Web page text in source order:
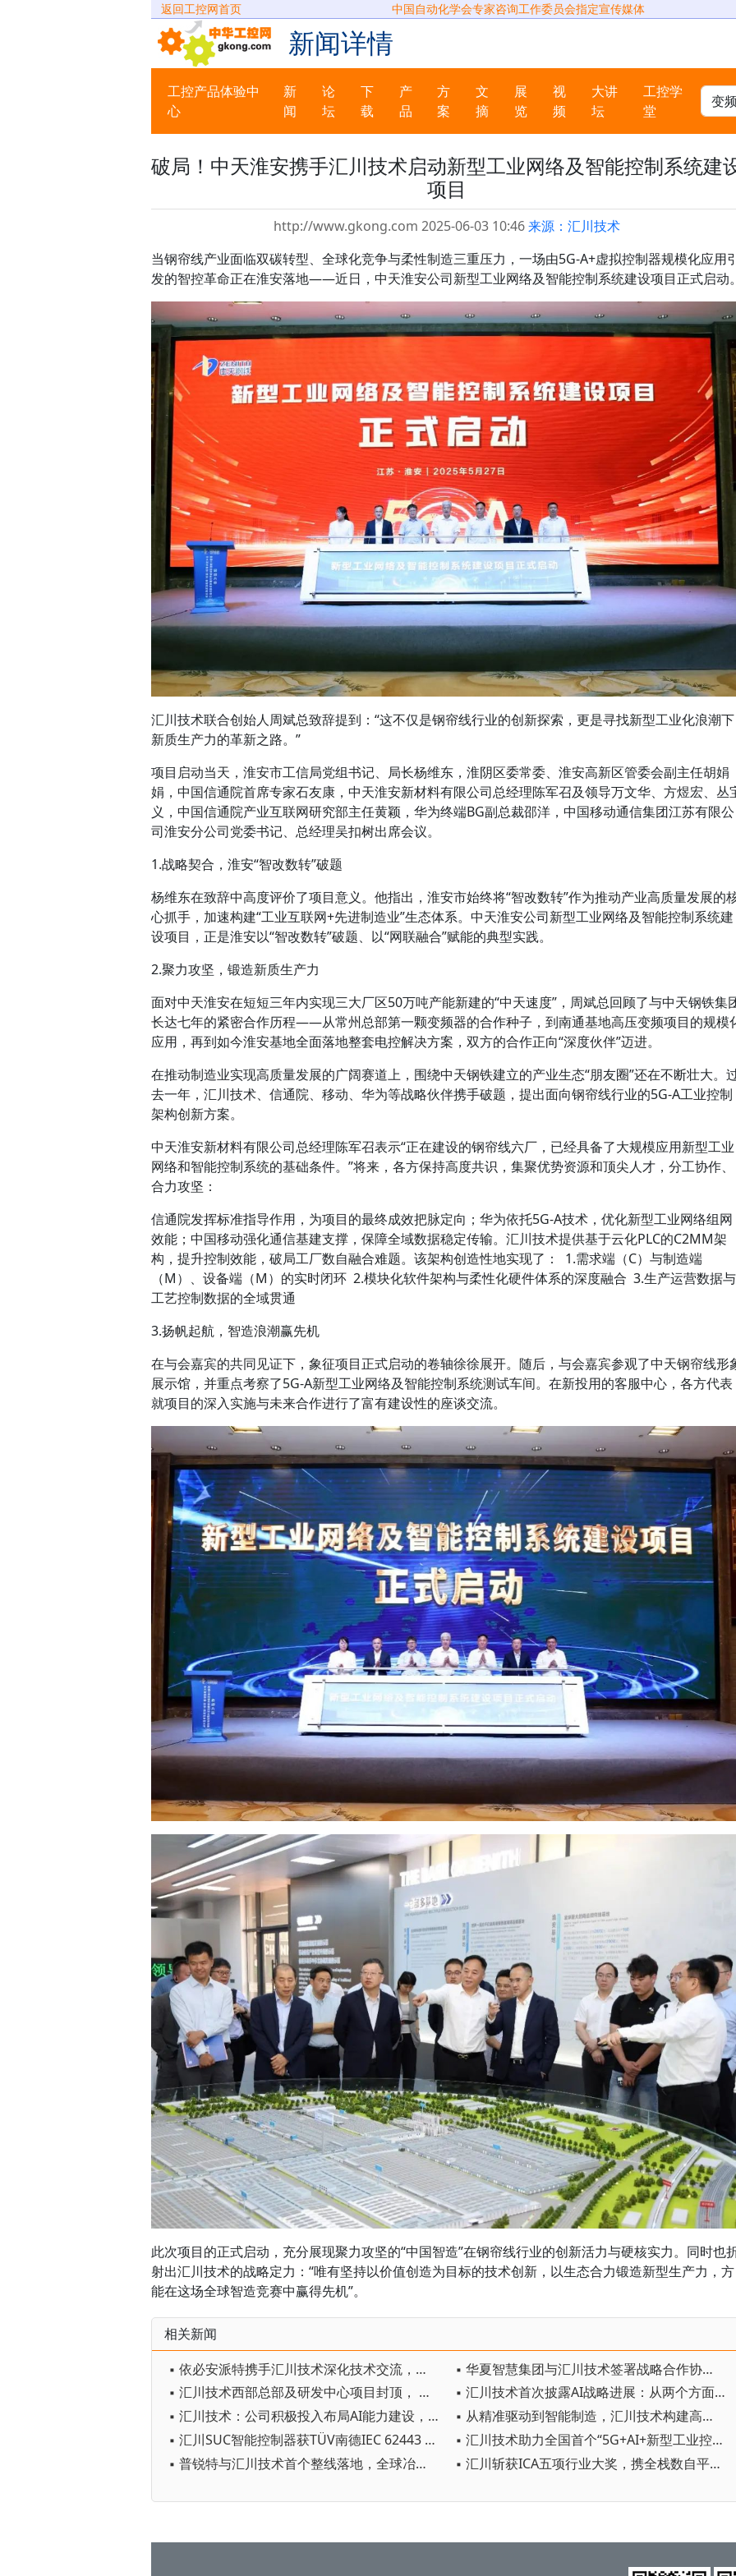
返回工控网首页 中国自动化学会专家咨询工作委员会指定宣传媒体
新闻详情
工控产品体验中
心
新
闻
论
坛
下
载
产
品
方
案
文
摘
展
览
视
频
大讲
坛
工控学
堂
破局！中天淮安携手汇川技术启动新型工业网络及智能控制系统建
项目
http://www.gkong.com 2025-06-03 10:46来源：汇川技术
当钢帘线产业面临双碳转型、全球化竞争与柔性制造三重压力，一场由5G-A+虚拟控制器规模化应用
发的智控革命正在淮安落地——近日，中天淮安公司新型工业网络及智能控制系统建设项目正式启动
汇川技术联合创始人周斌总致辞提到：“这不仅是钢帘线行业的创新探索，更是寻找新型工业化浪潮下
新质生产力的革新之路。”
项目启动当天，淮安市工信局党组书记、局长杨维东，淮阴区委常委、淮安高新区管委会副主任胡娟
娟，中国信通院首席专家石友康，中天淮安新材料有限公司总经理陈军召及领导万文华、方煜宏、丛
义，中国信通院产业互联网研究部主任黄颖，华为终端BG副总裁邵洋，中国移动通信集团江苏有限公
司淮安分公司党委书记、总经理吴扣树出席会议。
1.战略契合，淮安“智改数转”破题
杨维东在致辞中高度评价了项目意义。他指出，淮安市始终将“智改数转”作为推动产业高质量发展的
心抓手，加速构建“工业互联网+先进制造业”生态体系。中天淮安公司新型工业网络及智能控制系统建
设项目，正是淮安以“智改数转”破题、以“网联融合”赋能的典型实践。
2.聚力攻坚，锻造新质生产力
面对中天淮安在短短三年内实现三大厂区50万吨产能新建的“中天速度”，周斌总回顾了与中天钢铁集
长达七年的紧密合作历程——从常州总部第一颗变频器的合作种子，到南通基地高压变频项目的规模
应用，再到如今淮安基地全面落地整套电控解决方案，双方的合作正向“深度伙伴”迈进。
在推动制造业实现高质量发展的广阔赛道上，围绕中天钢铁建立的产业生态“朋友圈”还在不断壮大。
去一年，汇川技术、信通院、移动、华为等战略伙伴携手破题，提出面向钢帘线行业的5G-A工业控制
架构创新方案。
中天淮安新材料有限公司总经理陈军召表示“正在建设的钢帘线六厂，已经具备了大规模应用新型工业
网络和智能控制系统的基础条件。”将来，各方保持高度共识，集聚优势资源和顶尖人才，分工协作、
合力攻坚：
信通院发挥标准指导作用，为项目的最终成效把脉定向；华为依托5G-A技术，优化新型工业网络组网
效能；中国移动强化通信基建支撑，保障全域数据稳定传输。汇川技术提供基于云化PLC的C2MM架
构，提升控制效能，破局工厂数自融合难题。该架构创造性地实现了： 1.需求端（C）与制造端
（M）、设备端（M）的实时闭环 2.模块化软件架构与柔性化硬件体系的深度融合 3.生产运营数据与
工艺控制数据的全域贯通
3.扬帆起航，智造浪潮赢先机
在与会嘉宾的共同见证下，象征项目正式启动的卷轴徐徐展开。随后，与会嘉宾参观了中天钢帘线形
展示馆，并重点考察了5G-A新型工业网络及智能控制系统测试车间。在新投用的客服中心，各方代表
就项目的深入实施与未来合作进行了富有建设性的座谈交流。
此次项目的正式启动，充分展现聚力攻坚的“中国智造”在钢帘线行业的创新活力与硬核实力。同时也
射出汇川技术的战略定力：“唯有坚持以价值创造为目标的技术创新，以生态合力锻造新型生产力，方
能在这场全球智造竞赛中赢得先机”。
相关新闻
▪ 依必安派特携手汇川技术深化技术交流，共探产业创新未来
▪ 华夏智慧集团与汇川技术签署战略合作协议 携手共拓储能新未来
▪ 汇川技术西部总部及研发中心项目封顶， 西安研产一体化布局再启新程
▪ 汇川技术首次披露AI战略进展：从两个方面推动“AI业务化”落地
▪ 汇川技术：公司积极投入布局AI能力建设，AI与自动化业务的结合为公司发展的核心战略之一
▪ 从精准驱动到智能制造，汇川技术构建高端铝加工全链智控新方案
▪ 汇川SUC智能控制器获TÜV南德IEC 62443 IECEE CB 双认证，共建全球工控网络安全标杆
▪ 汇川技术助力全国首个“5G+AI+新型工业控制”工厂落地，携手生态伙伴共铸智造新标杆
▪ 普锐特与汇川技术首个整线落地，全球冶金供应链迎来中国力量
▪ 汇川斩获ICA五项行业大奖，携全栈数自平台登陆AMTS 2026